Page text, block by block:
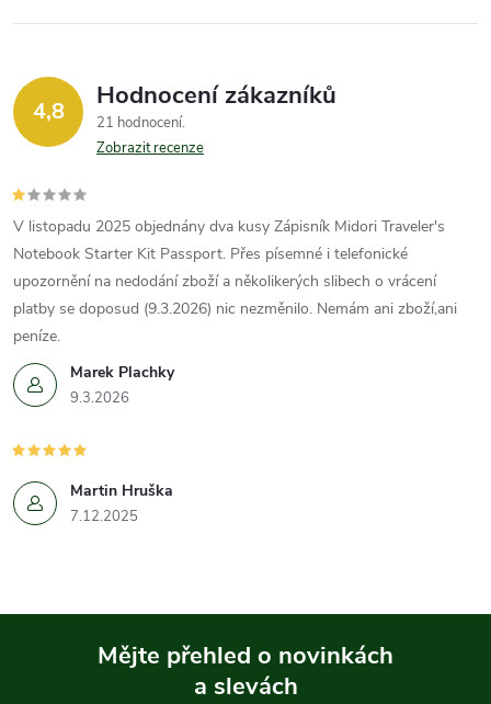
4,8 Hodnocení zákazníků
21 hodnocení
Zobrazit recenze
Marek Plachky
9.3.2026
V listopadu 2025 objednány dva kusy Zápisník Midori Traveler's
Notebook Starter Kit Passport. Přes písemné i telefonické
upozornění na nedodání zboží a několikerých slibech o vrácení
platby se doposud (9.3.2026) nic nezměnilo. Nemám ani zboží,ani
peníze.
Martin Hruška
7.12.2025
Mějte přehled o novinkách
a slevách